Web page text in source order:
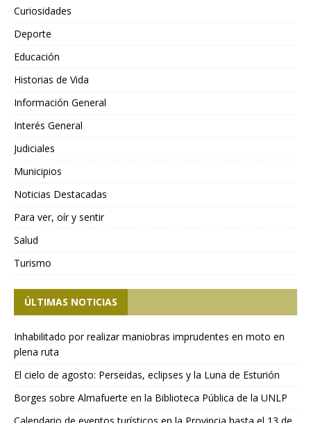
Curiosidades
Deporte
Educación
Historias de Vida
Información General
Interés General
Judiciales
Municipios
Noticias Destacadas
Para ver, oír y sentir
Salud
Turismo
ÚLTIMAS NOTICIAS
Inhabilitado por realizar maniobras imprudentes en moto en
plena ruta
El cielo de agosto: Perseidas, eclipses y la Luna de Esturión
Borges sobre Almafuerte en la Biblioteca Pública de la UNLP